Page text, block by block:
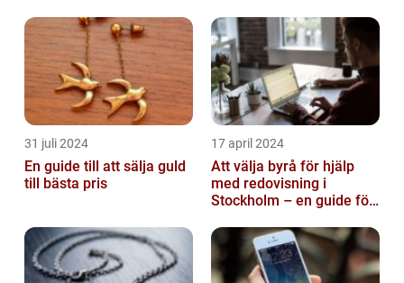
31 juli 2024
En guide till att sälja guld
till bästa pris
17 april 2024
Att välja byrå för hjälp
med redovisning i
Stockholm – en guide för